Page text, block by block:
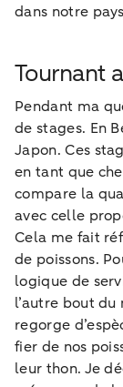
dans notre
Tournant
Pendant ma
de stages. En
Japon. Ces
en tant que
compare la
avec celle
Cela me fait
de poissons.
logique de
l’autre bout
regorge
fier de nos
leur thon. Je